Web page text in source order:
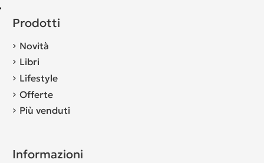
Prodotti
Novità
Libri
Lifestyle
Offerte
Più venduti
Informazioni